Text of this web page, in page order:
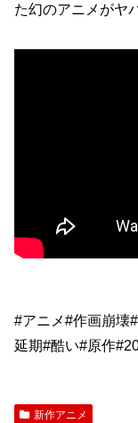
た幻のアニメがヤ
#アニメ#作画崩壊
延期#酷い#原作
新作アニメ